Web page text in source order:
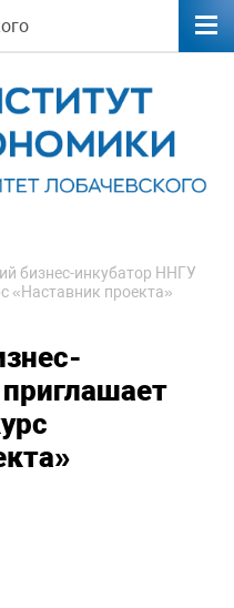
бизнес-инкубатор ННГУ
«Наставник проекта»